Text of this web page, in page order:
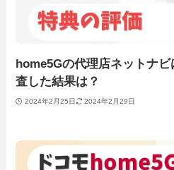
home5Gの代理店ネットナ
査した結果は？
2024年2月25日 2024年2月29日